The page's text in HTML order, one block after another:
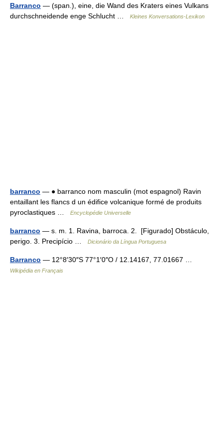
Barranco — (span.), eine, die Wand des Kraters eines Vulkans
durchschneidende enge Schlucht …
Kleines Konversations-Lexikon
barranco — ● barranco nom masculin (mot espagnol) Ravin
entaillant les flancs d un édifice volcanique formé de produits
pyroclastiques …
Encyclopédie Universelle
barranco — s. m. 1. Ravina, barroca. 2. [Figurado] Obstáculo,
perigo. 3. Precipício …
Dicionário da Língua Portuguesa
Barranco — 12°8′30″S 77°1′0″O / 12.14167, 77.01667 …
Wikipédia en Français